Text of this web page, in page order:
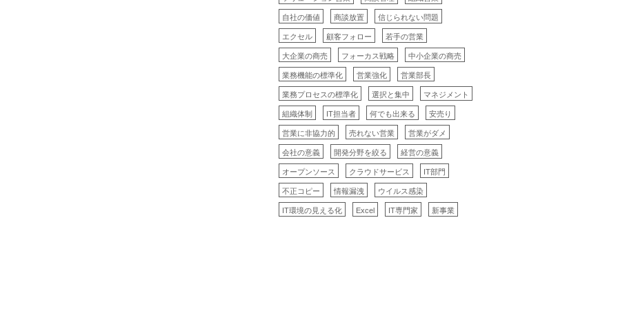
自社の価値 商談放置 信じられない問題
エクセル 顧客フォロー 若手の営業
大企業の商売 フォーカス戦略 中小企業の商売
業務機能の標準化 営業強化 営業部長
業務プロセスの標準化 選択と集中 マネジメント
組織体制 IT担当者 何でも出来る 安売り
営業に非協力的 売れない営業 営業がダメ
会社の意義 開発分野を絞る 経営の意義
オープンソース クラウドサービス IT部門
不正コピー 情報漏洩 ウイルス感染
IT環境の見える化 Excel IT専門家 新事業